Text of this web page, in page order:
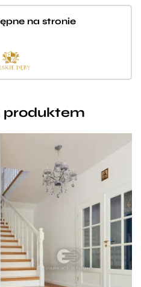
na stronie
produktem